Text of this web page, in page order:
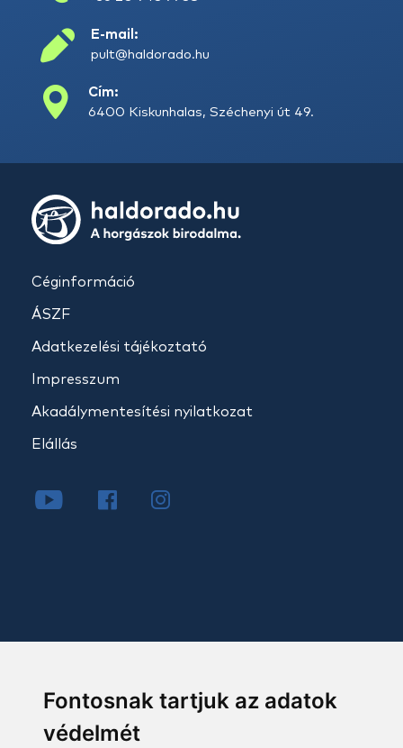
Fontosnak tartjuk az adatok
védelmét
E-mail:
pult@haldorado.hu
Cím:
6400 Kiskunhalas, Széchenyi út 49.
Céginformáció
ÁSZF
Adatkezelési tájékoztató
Impresszum
Akadálymentesítési nyilatkozat
Elállás